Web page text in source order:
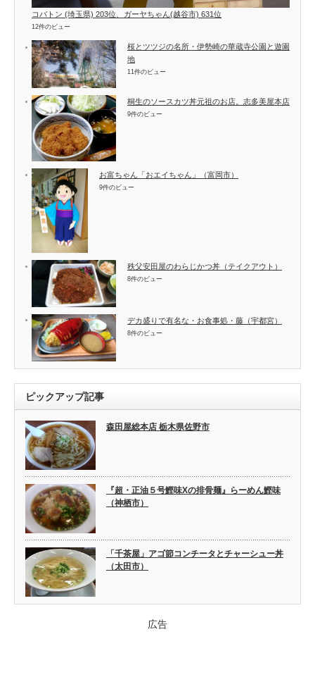
コバトン (埼玉県) 203位、ガーヤちゃん(越谷市) 631位
12件のビュー
桜とツツジの名所・伊勢崎の華蔵寺公園と遊園
地
11件のビュー
桐生のソースカツ丼元祖のお店。志多美屋本店
9件のビュー
お富ちゃん「おエイちゃん」（富岡市）
9件のビュー
秩父安田屋のわらじかつ丼（テイクアウト）
8件のビュー
デカ盛りで有名な・お食事処・藤（宇都宮）
8件のビュー
ピックアップ記事
森田屋総本店 栃木県佐野市
『超・正油５号鰹味Xの排骨麺』らーめん鰹味
（神栖市）
「千茶屋」アゴ節コンチータとチャーシュー丼
（太田市）
広告